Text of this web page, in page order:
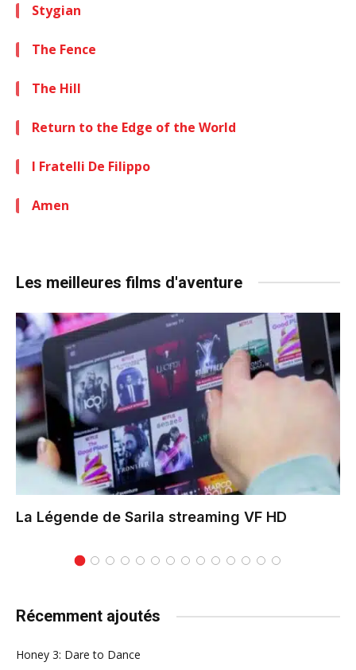
Stygian
The Fence
The Hill
Return to the Edge of the World
I Fratelli De Filippo
Amen
Les meilleures films d'aventure
La Légende de Sarila streaming VF HD
Récemment ajoutés
Honey 3: Dare to Dance